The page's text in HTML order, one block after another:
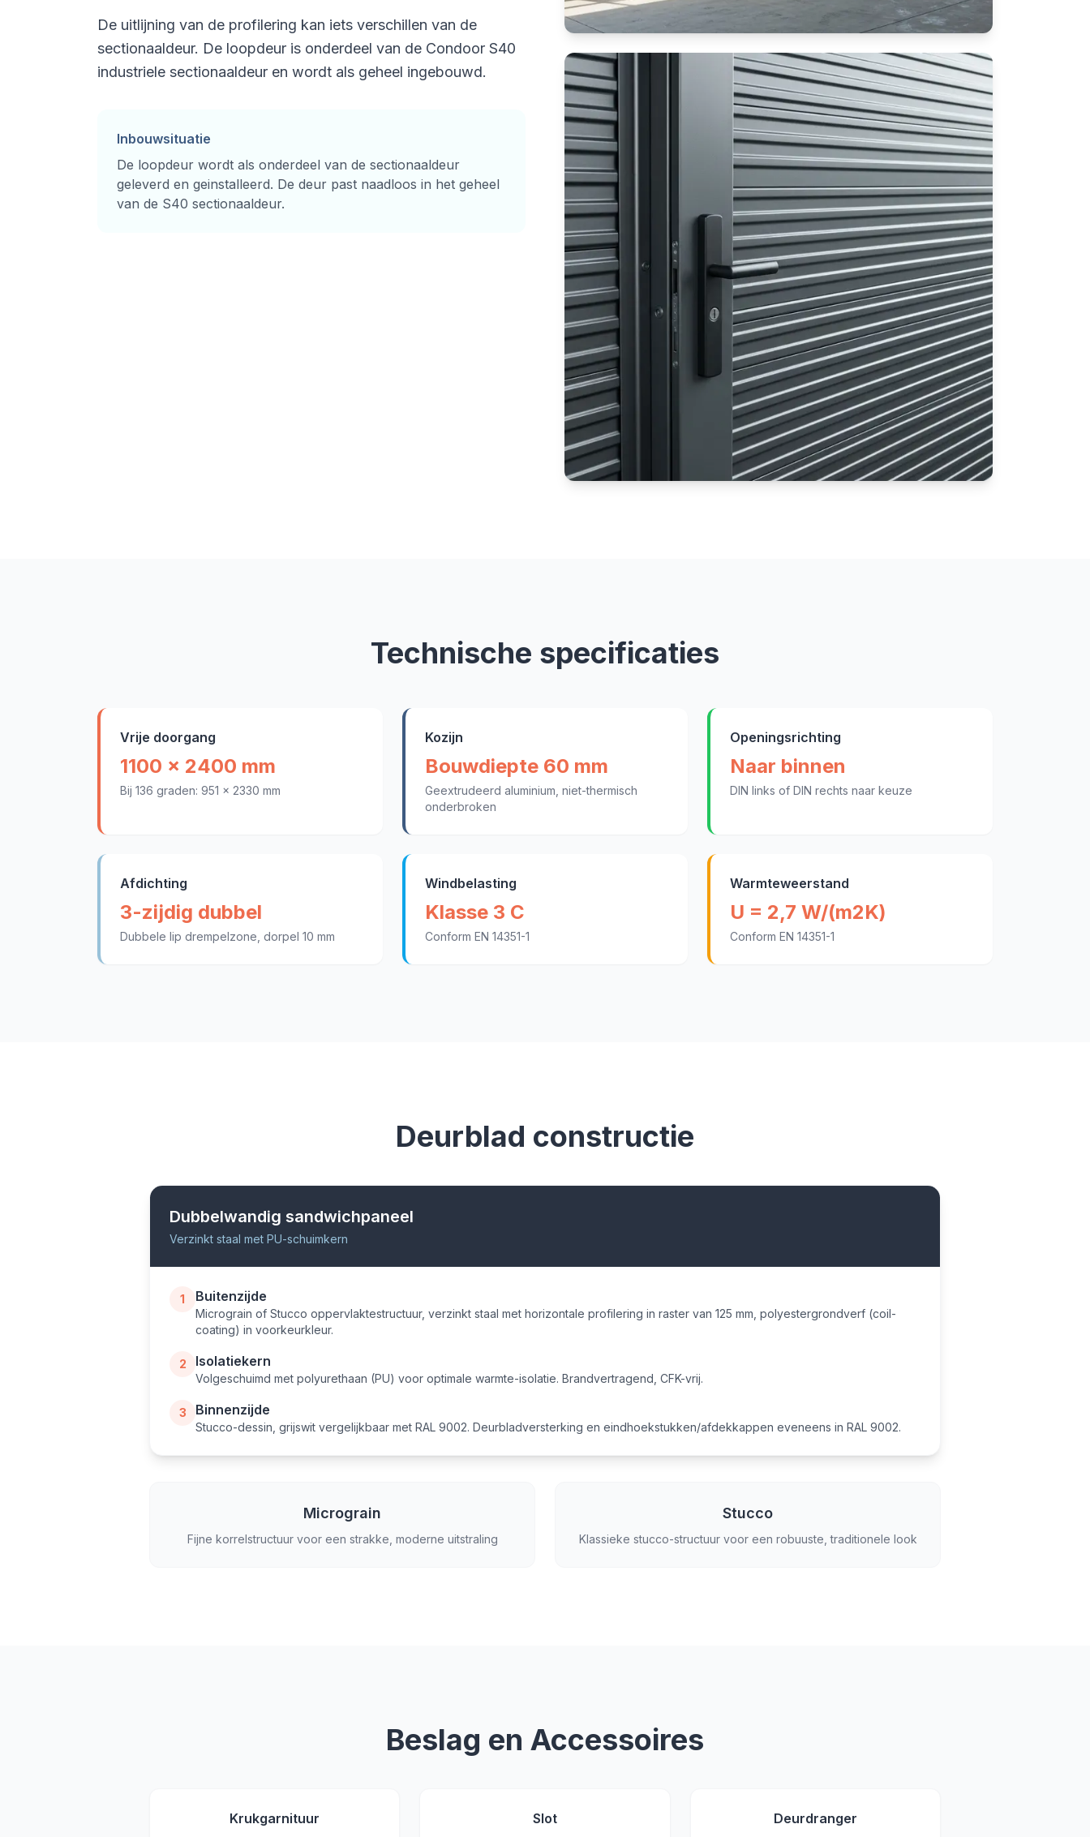
De uitlijning van de profilering kan iets verschillen van de
sectionaaldeur. De loopdeur is onderdeel van de Condoor S40
industriele sectionaaldeur en wordt als geheel ingebouwd.
Inbouwsituatie
De loopdeur wordt als onderdeel van de sectionaaldeur
geleverd en geinstalleerd. De deur past naadloos in het geheel
van de S40 sectionaaldeur.
Technische specificaties
Vrije doorgang
1100 x 2400 mm
Bij 136 graden: 951 x 2330 mm
Kozijn
Bouwdiepte 60 mm
Geextrudeerd aluminium, niet-thermisch
onderbroken
Openingsrichting
Naar binnen
DIN links of DIN rechts naar keuze
Afdichting
3-zijdig dubbel
Dubbele lip drempelzone, dorpel 10 mm
Windbelasting
Klasse 3 C
Conform EN 14351-1
Warmteweerstand
U = 2,7 W/(m2K)
Conform EN 14351-1
Deurblad constructie
Dubbelwandig sandwichpaneel
Verzinkt staal met PU-schuimkern
1 Buitenzijde
Micrograin of Stucco oppervlaktestructuur, verzinkt staal met horizontale profilering in raster van 125 mm, polyestergrondverf (coil-
coating) in voorkeurkleur.
2 Isolatiekern
Volgeschuimd met polyurethaan (PU) voor optimale warmte-isolatie. Brandvertragend, CFK-vrij.
3 Binnenzijde
Stucco-dessin, grijswit vergelijkbaar met RAL 9002. Deurbladversterking en eindhoekstukken/afdekkappen eveneens in RAL 9002.
Micrograin
Fijne korrelstructuur voor een strakke, moderne uitstraling
Stucco
Klassieke stucco-structuur voor een robuuste, traditionele look
Beslag en Accessoires
Krukgarnituur Slot Deurdranger